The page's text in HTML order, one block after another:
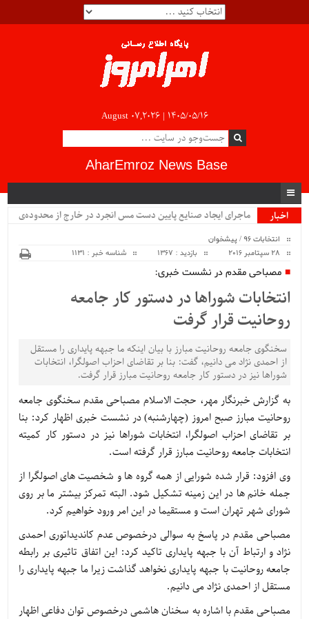
August 07,2026 | ۱۴۰۵/۰۵/۱۶
AharEmroz News Base
اخبار
ماجرای ایجاد صنایع پایین دست مس انجرد در خارج از محدوده‌ی
انتخابات 96 /پیشخوان
بازدید : 1367 شناسه خبر : 1131
مصباحی مقدم در نشست خبری:
انتخابات شوراها در دستور کار جامعه
روحانیت قرار گرفت
سخنگوی جامعه روحانیت مبارز با بیان اینکه ما جبهه پایداری را مستقل
از احمدی نژاد می دانیم، گفت: بنا بر تقاضای احزاب اصولگرا، انتخابات
شوراها نیز در دستور کار جامعه روحانیت مبارز قرار گرفت.
به گزارش خبرنگار مهر، حجت الاسلام مصباحی مقدم سخنگوی جامعه
روحانیت مبارز صبح امروز (چهارشنبه) در نشست خبری اظهار کرد: بنا
بر تقاضای احزاب اصولگرا، انتخابات شوراها نیز در دستور کار کمیته
انتخابات جامعه روحانیت مبارز قرار گرفته است.
وی افزود: قرار شده شورایی از همه گروه ها و شخصیت های اصولگرا از
جمله خانم ها در این زمینه تشکیل شود. البته تمرکز بیشتر ما بر روی
شورای شهر تهران است و مستقیما در این امر ورود خواهیم کرد.
مصباحی مقدم در پاسخ به سوالی درخصوص عدم کاندیداتوری احمدی
نژاد و ارتباط آن با جبهه پایداری تاکید کرد: این اتفاق تاثیری بر رابطه
جامعه روحانیت با جبهه پایداری نخواهد گذاشت زیرا ما جبهه پایداری را
مستقل از احمدی نژاد می دانیم.
مصباحی مقدم با اشاره به سخنان هاشمی درخصوص توان دفاعی اظهار